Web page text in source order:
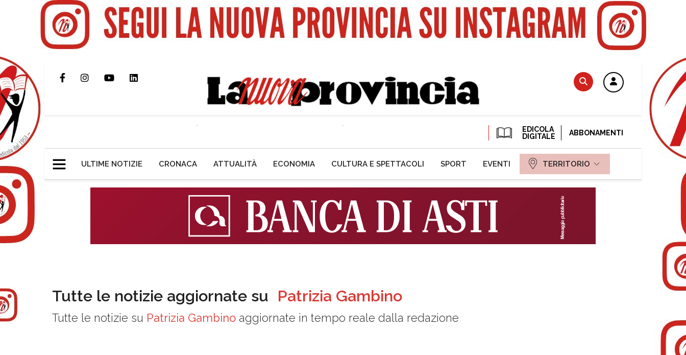
EDICOLA
DIGITALE
ABBONAMENTI
ULTIME NOTIZIE CRONACA ATTUALITÀ ECONOMIA CULTURA E SPETTACOLI SPORT EVENTI TERRITORIO
Tutte le notizie aggiornate su Patrizia Gambino
Tutte le notizie su Patrizia Gambino aggiornate in tempo reale dalla redazione